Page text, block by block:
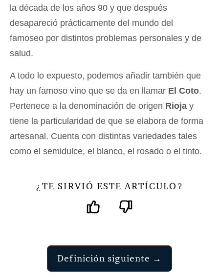
la década de los años 90 y que después
desapareció prácticamente del mundo del
famoseo por distintos problemas personales y de
salud.
A todo lo expuesto, podemos añadir también que
hay un famoso vino que se da en llamar El Coto.
Pertenece a la denominación de origen Rioja y
tiene la particularidad de que se elabora de forma
artesanal. Cuenta con distintas variedades tales
como el semidulce, el blanco, el rosado o el tinto.
¿ TE SIRVIÓ ESTE ARTÍCULO ?
Definición siguiente →